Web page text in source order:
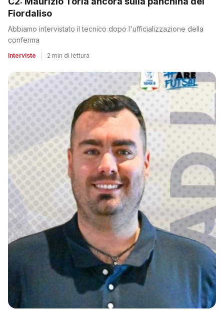
Fiordaliso
Abbiamo intervistato il tecnico dopo l'ufficializzazione della
conferma
Interviste 2 min di lettura